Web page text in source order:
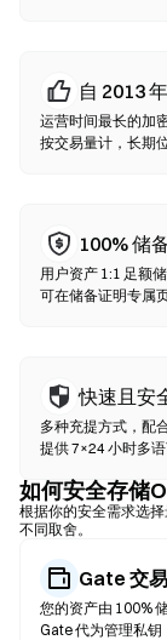
Chain、Polygon
自 2013
运营时间最长的加
按交易量计，长期
100% 储
用户资产 1:1 足额
可在储备证明专属
快速且安
多种充提方式，配
提供 7×24 小时多
如何安全存储
根据你的安全需求选
不同取舍。
Gate 交
您的资产由 100%
Gate 代为管理私钥